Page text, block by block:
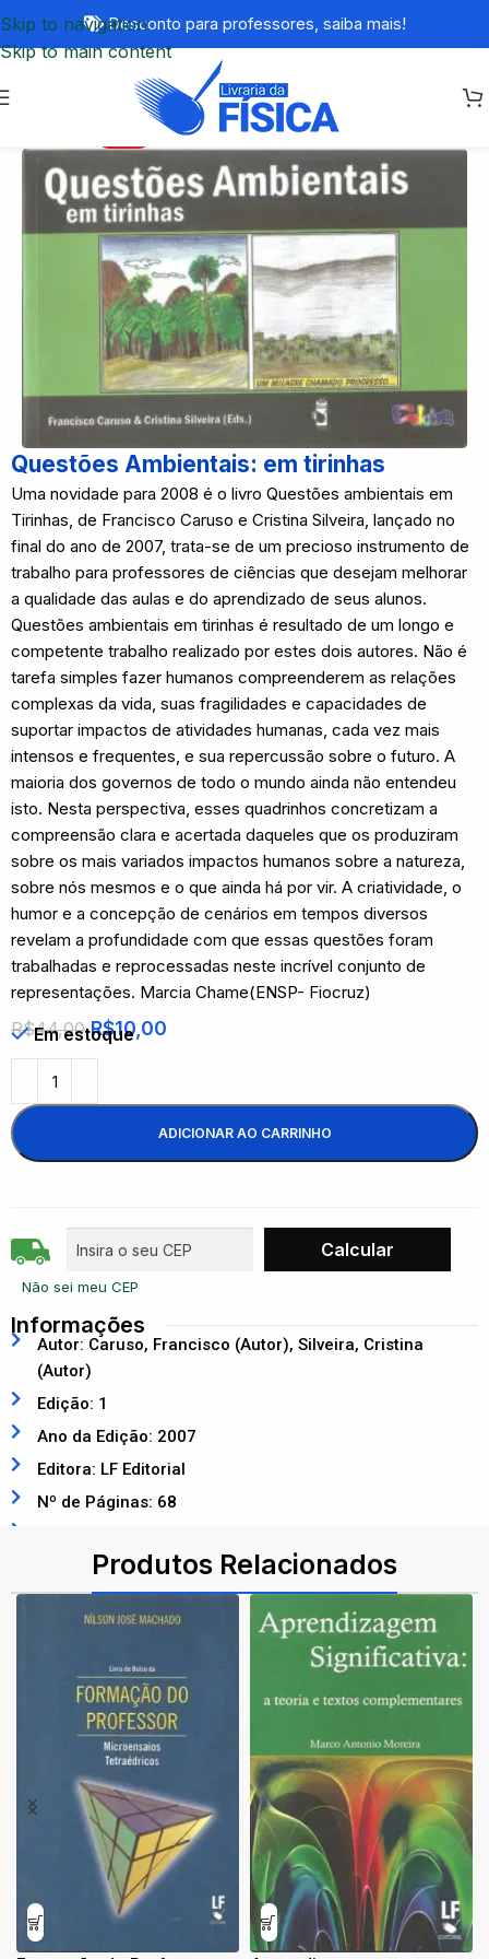
Skip to navigation
Skip to main content
Desconto para professores, saiba mais!
Questões Ambientais: em tirinhas
Uma novidade para 2008 é o livro Questões ambientais em
Tirinhas, de Francisco Caruso e Cristina Silveira, lançado no
final do ano de 2007, trata-se de um precioso instrumento de
trabalho para professores de ciências que desejam melhorar
a qualidade das aulas e do aprendizado de seus alunos.
Questões ambientais em tirinhas é resultado de um longo e
competente trabalho realizado por estes dois autores. Não é
tarefa simples fazer humanos compreenderem as relações
complexas da vida, suas fragilidades e capacidades de
suportar impactos de atividades humanas, cada vez mais
intensos e frequentes, e sua repercussão sobre o futuro. A
maioria dos governos de todo o mundo ainda não entendeu
isto. Nesta perspectiva, esses quadrinhos concretizam a
compreensão clara e acertada daqueles que os produziram
sobre os mais variados impactos humanos sobre a natureza,
sobre nós mesmos e o que ainda há por vir. A criatividade, o
humor e a concepção de cenários em tempos diversos
revelam a profundidade com que essas questões foram
trabalhadas e reprocessadas neste incrível conjunto de
representações. Marcia Chame(ENSP- Fiocruz)
R$44,00 R$10,00
Em estoque
ADICIONAR AO CARRINHO
Não sei meu CEP
Informações
Autor: Caruso, Francisco (Autor), Silveira, Cristina
(Autor)
Edição: 1
Ano da Edição: 2007
Editora: LF Editorial
Nº de Páginas: 68
Produtos Relacionados